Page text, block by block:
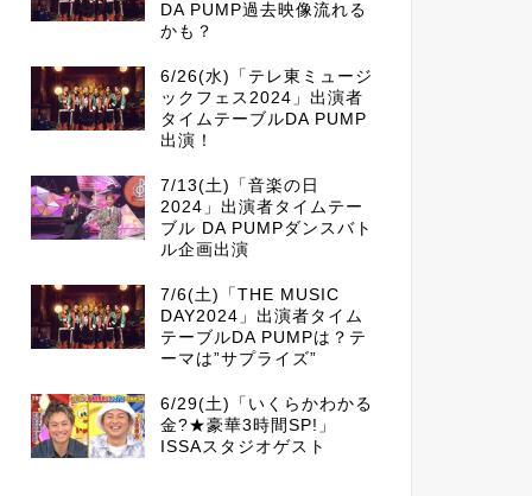
DA PUMP過去映像流れる
かも？
6/26(水)「テレ東ミュージ
ックフェス2024」出演者
タイムテーブルDA PUMP
出演！
7/13(土)「音楽の日
2024」出演者タイムテー
ブル DA PUMPダンスバト
ル企画出演
7/6(土)「THE MUSIC
DAY2024」出演者タイム
テーブルDA PUMPは？テ
ーマは”サプライズ”
6/29(土)「いくらかわかる
金?★豪華3時間SP!」
ISSAスタジオゲスト